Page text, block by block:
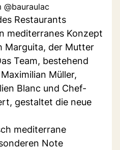
@bauraulac
Restaurants
mediterranes Konzept
Marguita, der Mutter
Team, bestehend
Müller,
Blanc und Chef-
gestaltet die neue
mediterrane
Note